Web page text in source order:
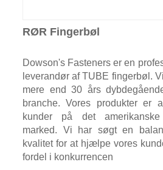
RØR Fingerbøl
Dowson's Fasteners er en
leverandør af TUBE fingerbøl.
mere end 30 års
branche. Vores produkter er
kunder på det
marked. Vi har søgt en
kvalitet for at hjælpe vores
fordel i konkurrencen